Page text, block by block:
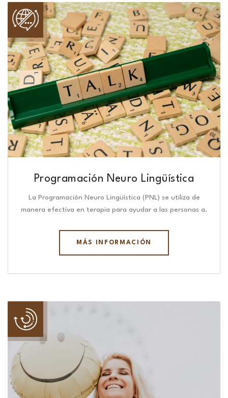
Programación Neuro Lingüística​
La Programación Neuro Lingüística (PNL) se utiliza de
manera efectiva en terapia para ayudar a las personas a.
MÁS INFORMACIÓN